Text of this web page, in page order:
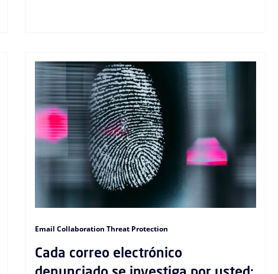
Email Collaboration Threat Protection
Cada correo electrónico